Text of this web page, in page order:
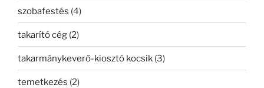
szobafestés (4)
takarító cég (2)
takarmánykeverő-kiosztó kocsik (3)
temetkezés (2)